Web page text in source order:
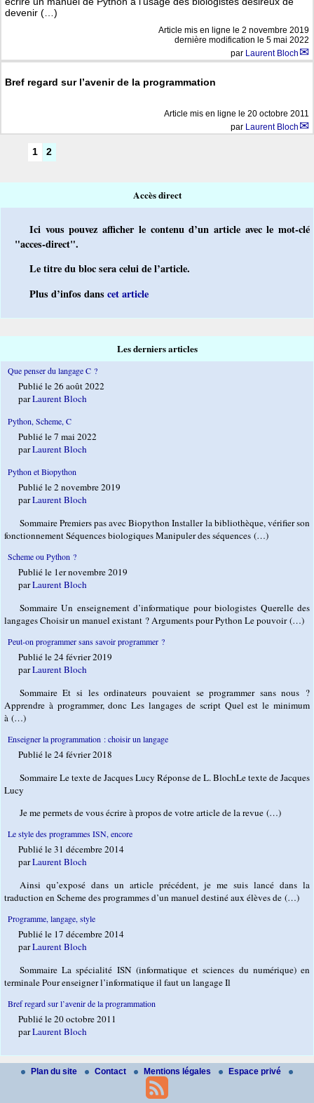
devenir (…)
Article mis en ligne le 2 novembre 2019
dernière modification le 5 mai 2022
par Laurent Bloch
Bref regard sur l’avenir de la programmation
Article mis en ligne le 20 octobre 2011
par Laurent Bloch
1 2
Accès direct
Ici vous pouvez afficher le contenu d’un article avec le mot-clé
"acces-direct".
Le titre du bloc sera celui de l’article.
Plus d’infos danscet article
Les derniers articles
Que penser du langage C ?
Publié le 26 août 2022
parLaurent Bloch
Python, Scheme, C
Publié le 7 mai 2022
parLaurent Bloch
Python et Biopython
Publié le 2 novembre 2019
parLaurent Bloch
Sommaire Premiers pas avec Biopython Installer la bibliothèque, vérifier son
fonctionnement Séquences biologiques Manipuler des séquences (…)
Scheme ou Python ?
Publié le 1er novembre 2019
parLaurent Bloch
Sommaire Un enseignement d’informatique pour biologistes Querelle des
langages Choisir un manuel existant ? Arguments pour Python Le pouvoir (…)
Peut-on programmer sans savoir programmer ?
Publié le 24 février 2019
parLaurent Bloch
Sommaire Et si les ordinateurs pouvaient se programmer sans nous ?
Apprendre à programmer, donc Les langages de script Quel est le minimum
à (…)
Enseigner la programmation : choisir un langage
Publié le 24 février 2018
Sommaire Le texte de Jacques Lucy Réponse de L. BlochLe texte de Jacques
Lucy
Je me permets de vous écrire à propos de votre article de la revue (…)
Le style des programmes ISN, encore
Publié le 31 décembre 2014
parLaurent Bloch
Ainsi qu’exposé dans un article précédent, je me suis lancé dans la
traduction en Scheme des programmes d’un manuel destiné aux élèves de (…)
Programme, langage, style
Publié le 17 décembre 2014
parLaurent Bloch
Sommaire La spécialité ISN (informatique et sciences du numérique) en
terminale Pour enseigner l’informatique il faut un langage Il
Bref regard sur l’avenir de la programmation
Publié le 20 octobre 2011
parLaurent Bloch
Plan du site Contact Mentions légales Espace privé